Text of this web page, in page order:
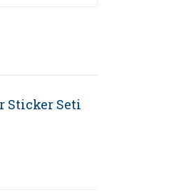
Sticker Seti